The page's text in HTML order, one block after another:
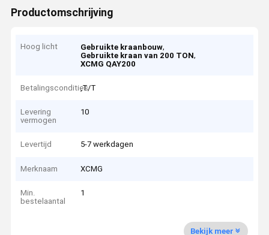
Productomschrijving
Hoog licht Gebruikte kraanbouw,
Gebruikte kraan van 200 TON,
XCMG QAY200
Betalingscondities,T/T
Levering
vermogen
10
Levertijd 5-7 werkdagen
Merknaam XCMG
Min.
bestelaantal
1
Bekijk meer